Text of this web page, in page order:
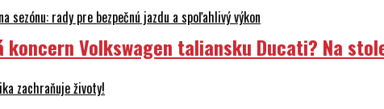
sezónu: rady pre bezpečnú jazdu a spoľahlivý výkon
zachraňuje životy!
koncern Volkswagen taliansku Ducati? Na